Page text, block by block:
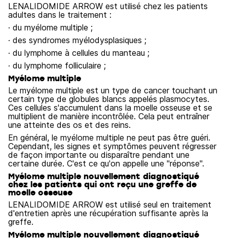
LENALIDOMIDE ARROW est utilisé chez les patients
adultes dans le traitement :
· du myélome multiple ;
· des syndromes myélodysplasiques ;
· du lymphome à cellules du manteau ;
· du lymphome folliculaire ;
Myélome multiple
Le myélome multiple est un type de cancer touchant un
certain type de globules blancs appelés plasmocytes.
Ces cellules s'accumulent dans la moelle osseuse et se
multiplient de manière incontrôlée. Cela peut entraîner
une atteinte des os et des reins.
En général, le myélome multiple ne peut pas être guéri.
Cependant, les signes et symptômes peuvent régresser
de façon importante ou disparaître pendant une
certaine durée. C'est ce qu'on appelle une "réponse".
Myélome multiple nouvellement diagnostiqué
chez les patients qui ont reçu une greffe de
moelle osseuse
LENALIDOMIDE ARROW est utilisé seul en traitement
d'entretien après une récupération suffisante après la
greffe.
Myélome multiple nouvellement diagnostiqué